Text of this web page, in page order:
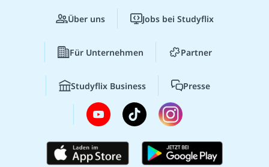
Über uns Jobs bei Studyflix
Für Unternehmen Partner
Studyflix Business Presse